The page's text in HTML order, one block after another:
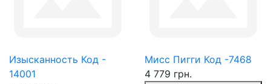
Изысканность Код -
14001
Мисс Пигги Код -7468
4 779 грн.